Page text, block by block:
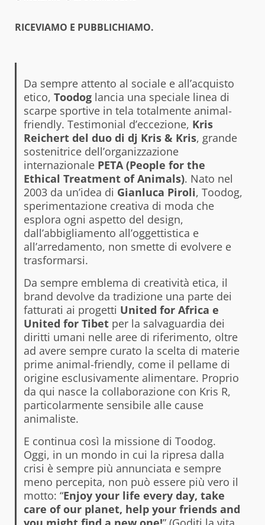
RICEVIAMO E PUBBLICHIAMO.
Da sempre attento al sociale e all’acquisto
etico, Toodoglancia una speciale linea di
scarpe sportive in tela totalmente animal-
friendly. Testimonial d’eccezione, Kris
Reichert del duo di dj Kris & Kris, grande
sostenitrice dell’organizzazione
internazionale PETA (People for the
Ethical Treatment of Animals). Nato nel
2003 da un’idea di Gianluca Piroli, Toodog,
sperimentazione creativa di moda che
esplora ogni aspetto del design,
dall’abbigliamento all’oggettistica e
all’arredamento, non smette di evolvere e
trasformarsi.
Da sempre emblema di creatività etica, il
brand devolve da tradizione una parte dei
fatturati ai progetti United for Africa e
United for Tibetper la salvaguardia dei
diritti umani nelle aree di riferimento, oltre
ad avere sempre curato la scelta di materie
prime animal-friendly, come il pellame di
origine esclusivamente alimentare. Proprio
da qui nasce la collaborazione con Kris R,
particolarmente sensibile alle cause
animaliste.
E continua così la missione di Toodog.
Oggi, in un mondo in cui la ripresa dalla
crisi è sempre più annunciata e sempre
meno percepita, non può essere più vero il
motto: “Enjoy your life every day, take
care of our planet, help your friends and